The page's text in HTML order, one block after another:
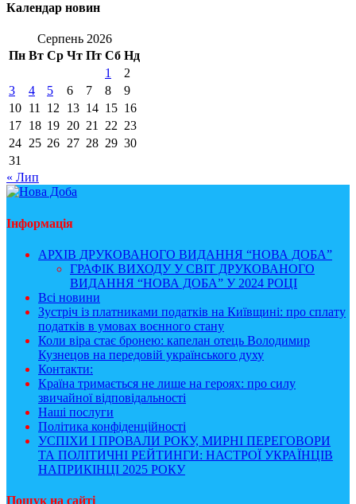
Календар новин
Серпень 2026
Пн Вт Ср Чт Пт Сб Нд
1
2
3
4 5 6 7 8
9
10 11 12 13 14 15 16
17 18 19 20 21 22 23
24 25 26 27 28 29 30
31
« Лип
Інформація
АРХІВ ДРУКОВАНОГО ВИДАННЯ “НОВА ДОБА”
ГРАФІК ВИХОДУ У СВІТ ДРУКОВАНОГО
ВИДАННЯ “НОВА ДОБА” У 2024 РОЦІ
Всі новини
Зустріч із платниками податків на Київщині: про сплату
податків в умовах воєнного стану
Коли віра стає бронею: капелан отець Володимир
Кузнецов на передовій українського духу
Контакти:
Країна тримається не лише на героях: про силу
звичайної відповідальності
Наші послуги
Політика конфіденційності
УСПІХИ І ПРОВАЛИ РОКУ, МИРНІ ПЕРЕГОВОРИ
ТА ПОЛІТИЧНІ РЕЙТИНГИ: НАСТРОЇ УКРАЇНЦІВ
НАПРИКІНЦІ 2025 РОКУ
Пошук на сайті